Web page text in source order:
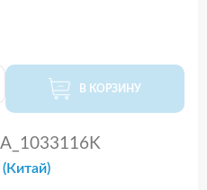
В КОРЗИНУ
(Китай)